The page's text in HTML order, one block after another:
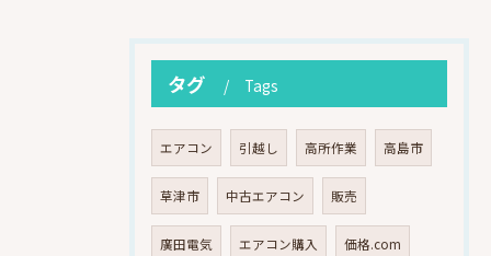
タグ Tags
エアコン 引越し 高所作業 高島市
草津市 中古エアコン 販売
廣田電気 エアコン購入 価格.com